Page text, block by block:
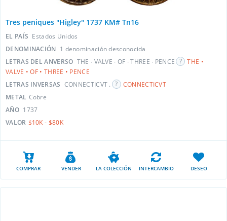
Tres peniques "Higley" 1737 KM# Tn16
EL PAÍS Estados Unidos
DENOMINACIÓN 1 denominación desconocida
LETRAS DEL ANVERSO THE ∙ VALVE ∙ OF ∙ THREE ∙ PENCE
THE •
VALVE • OF • THREE • PENCE
LETRAS INVERSAS CONNECTICVT .
CONNECTICVT
METAL Cobre
AÑO 1737
VALOR $10K - $80K
COMPRAR VENDER LA COLECCIÓN INTERCAMBIO DESEO